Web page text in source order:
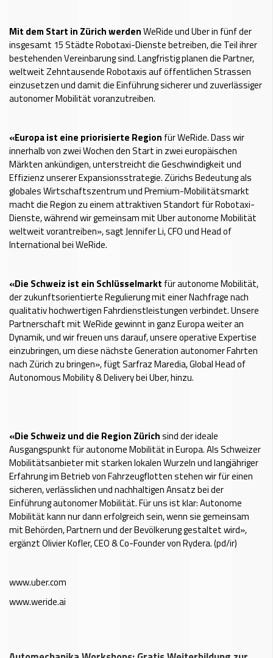
Mit dem Start in Zürich werdenWeRide und Uber in fünf der
insgesamt 15 Städte Robotaxi-Dienste betreiben, die Teil ihrer
bestehenden Vereinbarung sind. Langfristig planen die Partner,
weltweit Zehntausende Robotaxis auf öffentlichen Strassen
einzusetzen und damit die Einführung sicherer und zuverlässiger
autonomer Mobilität voranzutreiben.
«Europa ist eine priorisierte Region für WeRide. Dass wir
innerhalb von zwei Wochen den Start in zwei europäischen
Märkten ankündigen, unterstreicht die Geschwindigkeit und
Effizienz unserer Expansionsstrategie. Zürichs Bedeutung als
globales Wirtschaftszentrum und Premium-Mobilitätsmarkt
macht die Region zu einem attraktiven Standort für Robotaxi-
Dienste, während wir gemeinsam mit Uber autonome Mobilität
weltweit vorantreiben», sagt Jennifer Li, CFO und Head of
International bei WeRide.
«Die Schweiz ist ein Schlüsselmarkt für autonome Mobilität,
der zukunftsorientierte Regulierung mit einer Nachfrage nach
qualitativ hochwertigen Fahrdienstleistungen verbindet. Unsere
Partnerschaft mit WeRide gewinnt in ganz Europa weiter an
Dynamik, und wir freuen uns darauf, unsere operative Expertise
einzubringen, um diese nächste Generation autonomer Fahrten
nach Zürich zu bringen», fügt Sarfraz Maredia, Global Head of
Autonomous Mobility & Delivery bei Uber, hinzu.
«Die Schweiz und die Region Zürichsind der ideale
Ausgangspunkt für autonome Mobilität in Europa. Als Schweizer
Mobilitätsanbieter mit starken lokalen Wurzeln und langjähriger
Erfahrung im Betrieb von Fahrzeugflotten stehen wir für einen
sicheren, verlässlichen und nachhaltigen Ansatz bei der
Einführung autonomer Mobilität. Für uns ist klar: Autonome
Mobilität kann nur dann erfolgreich sein, wenn sie gemeinsam
mit Behörden, Partnern und der Bevölkerung gestaltet wird»,
ergänzt Olivier Kofler, CEO & Co-Founder von Rydera. (pd/ir)
www.uber.com
www.weride.ai